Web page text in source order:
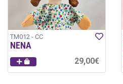
TM012 - CC
NENA
29,00€